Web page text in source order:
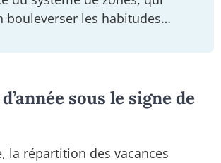
bouleverser les habitudes…
sous le signe de
la répartition des vacances